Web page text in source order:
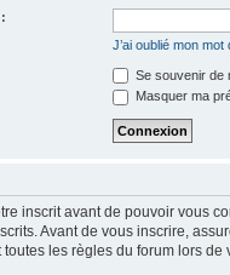
J’ai oublié mon mot
Se souvenir de
Masquer ma
inscrit avant de pouvoir vous
Avant de vous inscrire,
toutes les règles du forum lors de